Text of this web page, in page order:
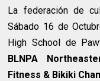
La federación de
Sábado 16 de
High School de
BLNPA
Fitness & Bikiki